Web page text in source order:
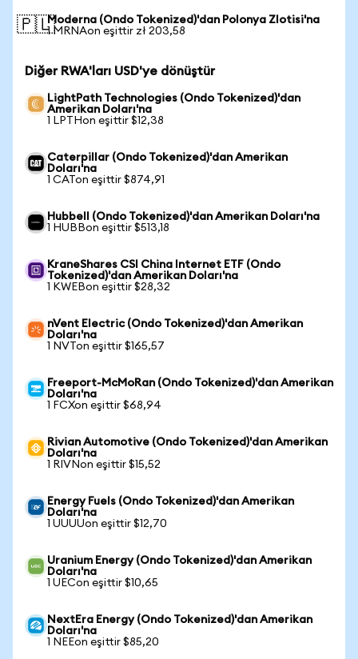
🇵🇱Moderna (Ondo Tokenized)'dan Polonya Zlotisi'na
1 MRNAon eşittir zł 203,58
Diğer RWA'ları USD'ye dönüştür
LightPath Technologies (Ondo Tokenized)'dan
Amerikan Doları'na
1 LPTHon eşittir $12,38
Caterpillar (Ondo Tokenized)'dan Amerikan
Doları'na
1 CATon eşittir $874,91
Hubbell (Ondo Tokenized)'dan Amerikan Doları'na
1 HUBBon eşittir $513,18
KraneShares CSI China Internet ETF (Ondo
Tokenized)'dan Amerikan Doları'na
1 KWEBon eşittir $28,32
nVent Electric (Ondo Tokenized)'dan Amerikan
Doları'na
1 NVTon eşittir $165,57
Freeport-McMoRan (Ondo Tokenized)'dan Amerikan
Doları'na
1 FCXon eşittir $68,94
Rivian Automotive (Ondo Tokenized)'dan Amerikan
Doları'na
1 RIVNon eşittir $15,52
Energy Fuels (Ondo Tokenized)'dan Amerikan
Doları'na
1 UUUUon eşittir $12,70
Uranium Energy (Ondo Tokenized)'dan Amerikan
Doları'na
1 UECon eşittir $10,65
NextEra Energy (Ondo Tokenized)'dan Amerikan
Doları'na
1 NEEon eşittir $85,20